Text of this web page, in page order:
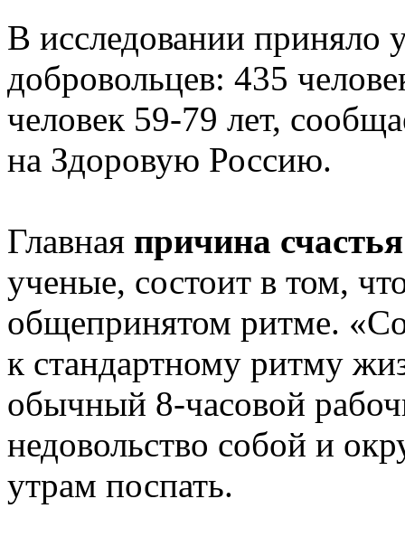
В исследовании приняло
добровольцев: 435
человек 59-79 лет,
на Здоровую Россию.
Главная причина
ученые, состоит в том,
общепринятом ритме.
к стандартному ритму
обычный 8-часовой
недовольство собой и
утрам поспать.